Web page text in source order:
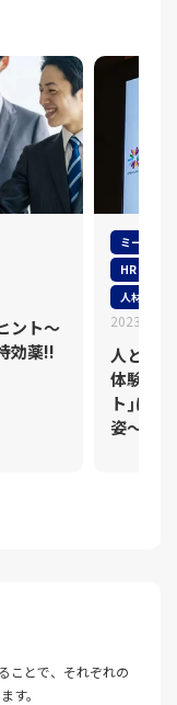
ント～
効薬!!
ミーティ
HR（
人材・組
2023.10.11
人と組
体験｣を
ト｣に
姿～
ことで、それぞれの
す。